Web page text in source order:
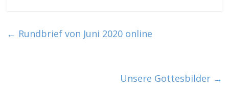
← Rundbrief von Juni 2020 online
Unsere Gottesbilder →